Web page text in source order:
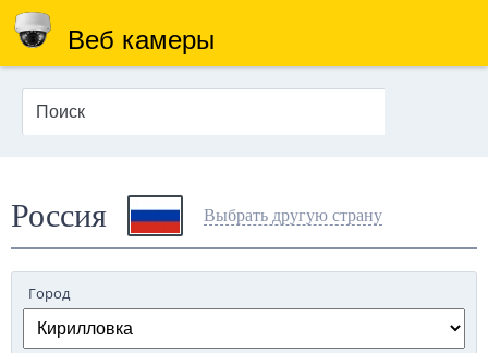
Веб камеры
Россия Выбрать другую страну
Город